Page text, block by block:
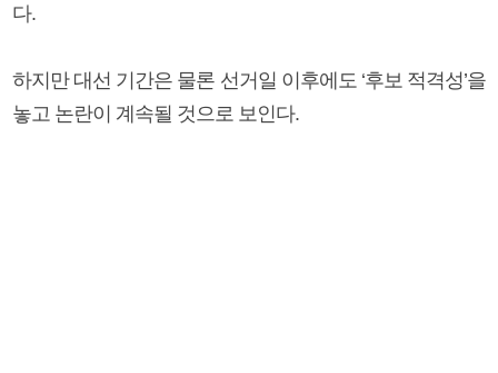
다.
하지만 대선 기간은 물론 선거일 이후에도 ‘후보 적격성’을
놓고 논란이 계속될 것으로 보인다.